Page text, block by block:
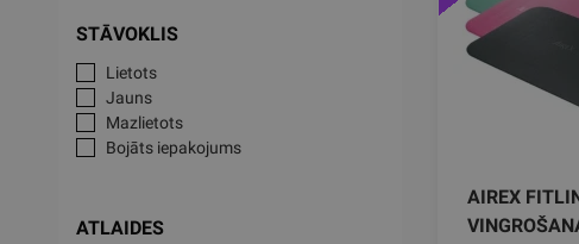
STĀVOKLIS
Lietots
Jauns
Mazlietots
Bojāts iepakojums
ATLAIDES
AIREX